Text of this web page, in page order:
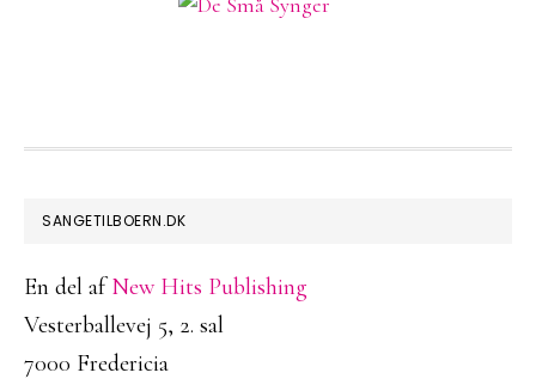
FOOTER
SANGETILBOERN.DK
En del afNew Hits Publishing
Vesterballevej 5, 2. sal
7000 Fredericia